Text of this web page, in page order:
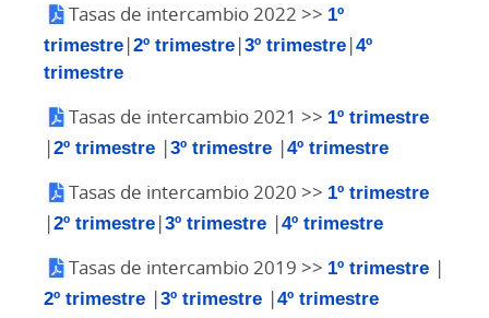
Tasas de intercambio 2022 >> 1º
trimestre|2º trimestre|3º trimestre|4º
trimestre
Tasas de intercambio 2021 >> 1º trimestre
|2º trimestre |3º trimestre |4º trimestre
Tasas de intercambio 2020 >> 1º trimestre
|2º trimestre|3º trimestre |4º trimestre
Tasas de intercambio 2019 >> 1º trimestre |
2º trimestre |3º trimestre |4º trimestre